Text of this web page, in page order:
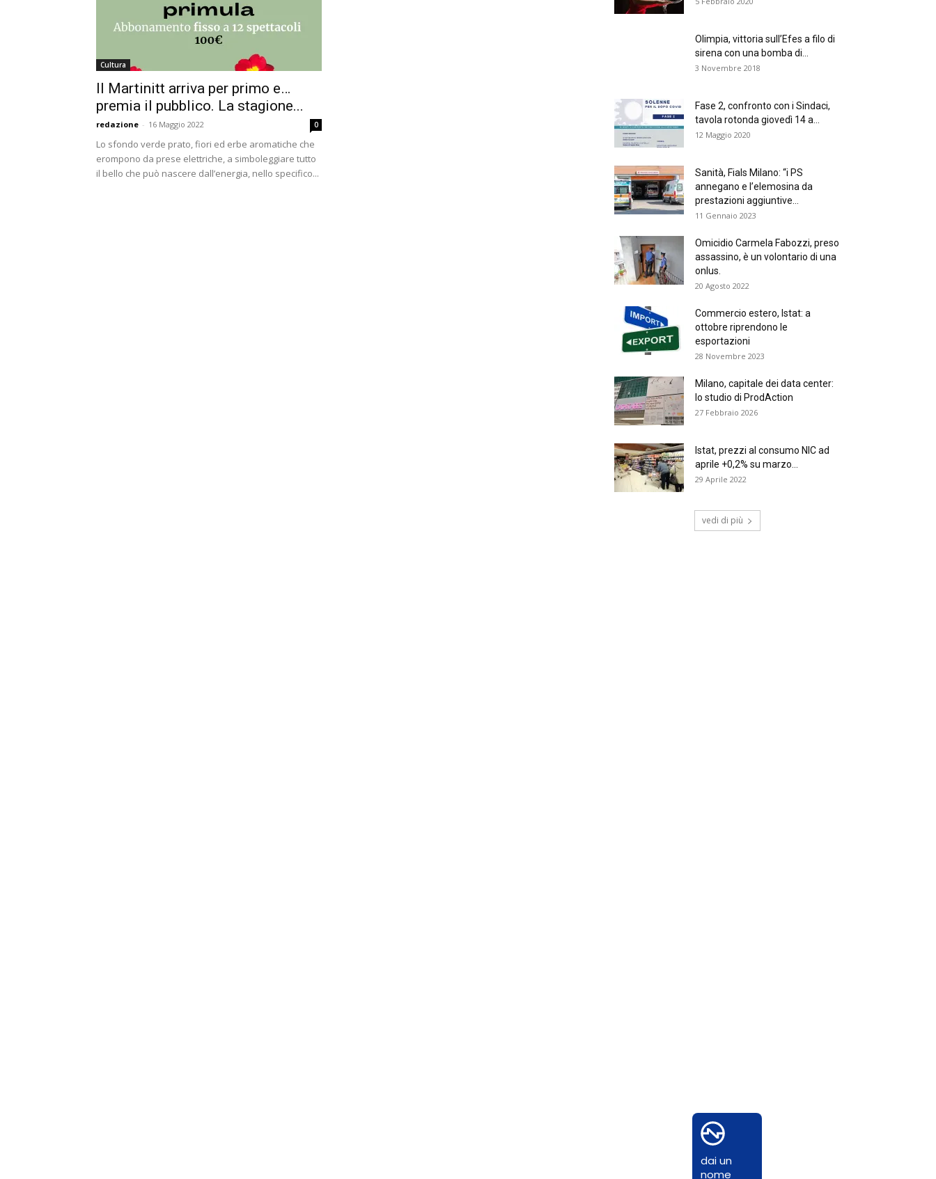
Cultura
Il Martinitt arriva per primo e…
premia il pubblico. La stagione...
redazione - 16 Maggio 2022 0
Lo sfondo verde prato, fiori ed erbe aromatiche che
erompono da prese elettriche, a simboleggiare tutto
il bello che può nascere dall’energia, nello specifico...
Olimpia, vittoria sull’Efes a filo di
sirena con una bomba di...
3 Novembre 2018
Fase 2, confronto con i Sindaci,
tavola rotonda giovedì 14 a...
12 Maggio 2020
Sanità, Fials Milano: “i PS
annegano e l’elemosina da
prestazioni aggiuntive...
11 Gennaio 2023
Omicidio Carmela Fabozzi, preso
assassino, è un volontario di una
onlus.
20 Agosto 2022
Commercio estero, Istat: a
ottobre riprendono le
esportazioni
28 Novembre 2023
Milano, capitale dei data center:
lo studio di ProdAction
27 Febbraio 2026
Istat, prezzi al consumo NIC ad
aprile +0,2% su marzo...
29 Aprile 2022
vedi di più